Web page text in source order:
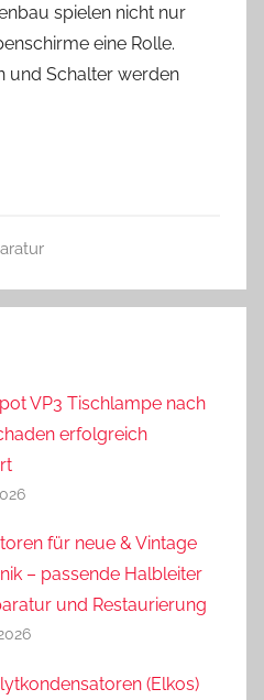
n
A
n
spielen nicht nur
eine Rolle.
und Schalter werden
VP3 Tischlampe nach
erfolgreich
für neue & Vintage
– passende Halbleiter
und Restaurierung
(Elkos)